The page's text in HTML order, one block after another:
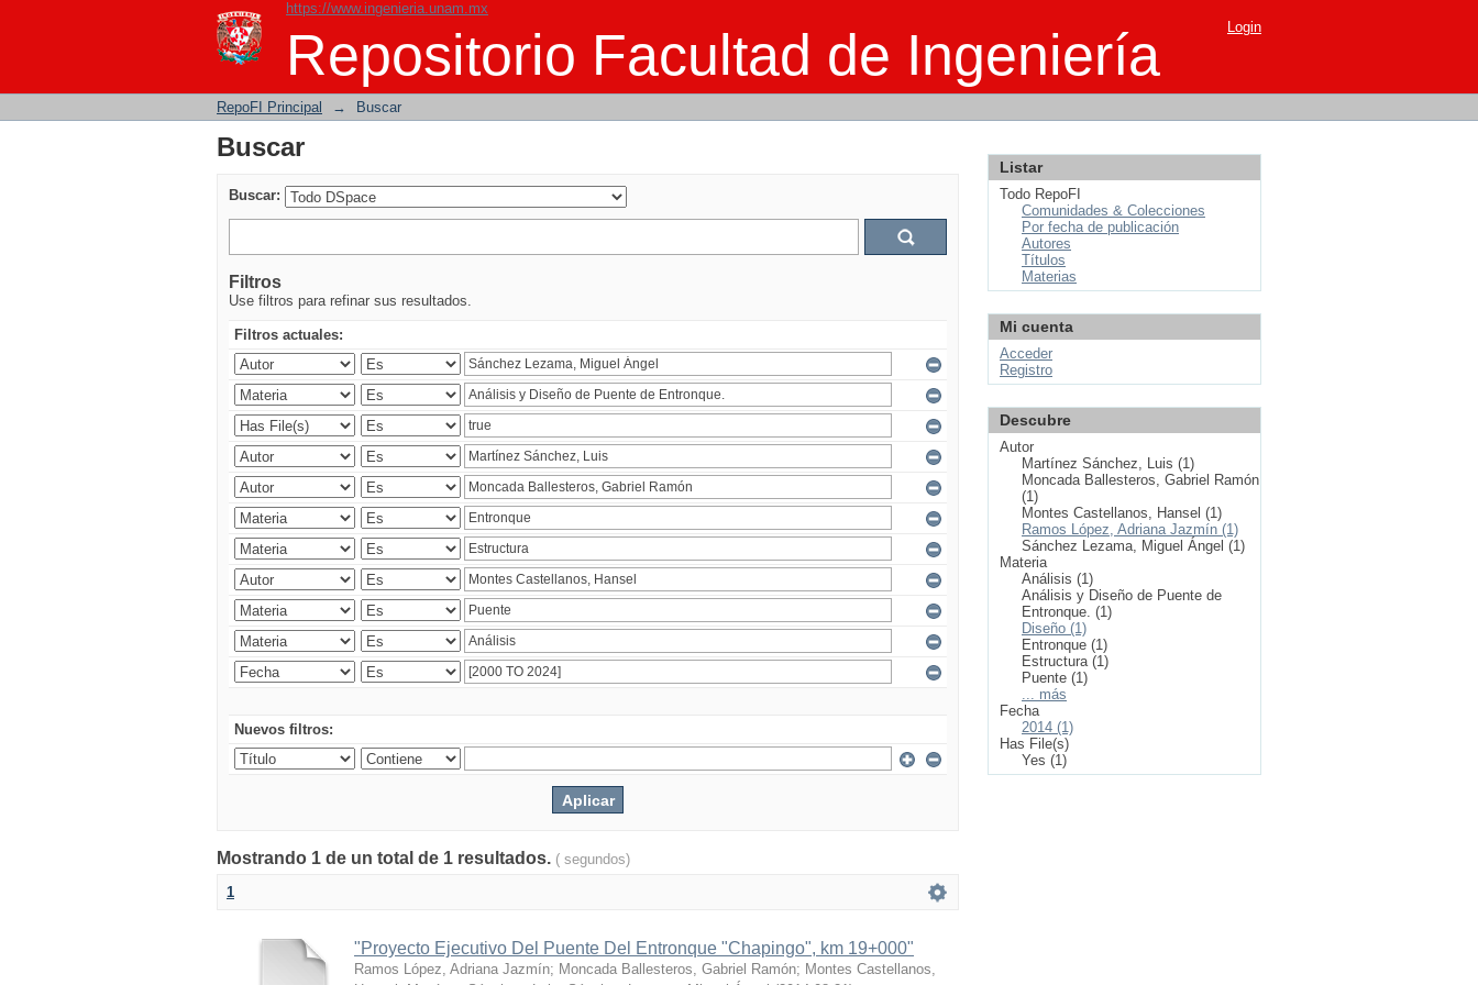
https://www.ingenieria.unam.mx
Repositorio Facultad de Ingeniería
Buscar Login
RepoFI Principal → Buscar
Buscar
Buscar:
Filtros
Use filtros para refinar sus resultados.
Filtros actuales:
Nuevos filtros:
Mostrando 1 de un total de 1 resultados. ( segundos)
1
"Proyecto Ejecutivo Del Puente Del Entronque "Chapingo", km 19+000"
Ramos López, Adriana Jazmín; Moncada Ballesteros, Gabriel Ramón; Montes Castellanos,
Listar
Todo RepoFI
Comunidades & Colecciones
Por fecha de publicación
Autores
Títulos
Materias
Mi cuenta
Acceder
Registro
Descubre
Autor
Martínez Sánchez, Luis (1)
Moncada Ballesteros, Gabriel Ramón
(1)
Montes Castellanos, Hansel (1)
Ramos López, Adriana Jazmín (1)
Sánchez Lezama, Miguel Ángel (1)
Materia
Análisis (1)
Análisis y Diseño de Puente de
Entronque. (1)
Diseño (1)
Entronque (1)
Estructura (1)
Puente (1)
... más
Fecha
2014 (1)
Has File(s)
Yes (1)